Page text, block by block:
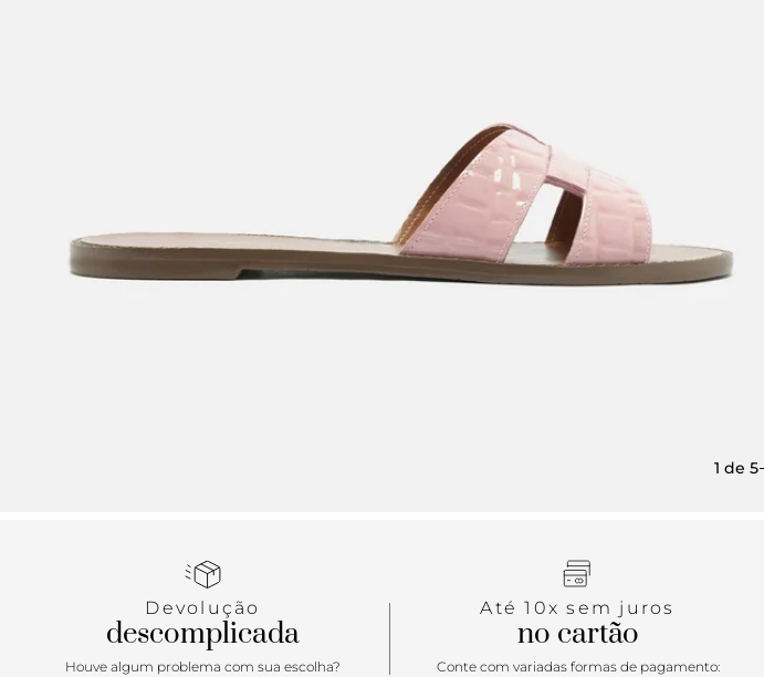
1 de 5
Devolução
descomplicada
Houve algum problema com sua escolha?
Até 10x sem juros
no cartão
Conte com variadas formas de pagamento: